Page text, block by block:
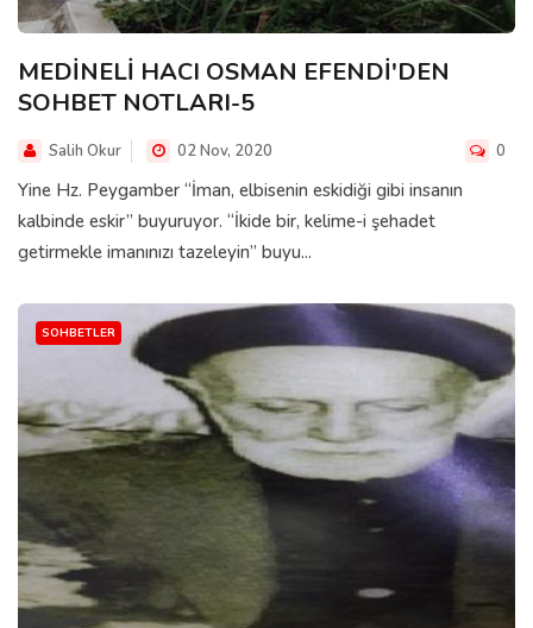
MEDİNELİ HACI OSMAN EFENDİ'DEN
SOHBET NOTLARI-5
Salih Okur 02 Nov, 2020 0
Yine Hz. Peygamber “İman, elbisenin eskidiği gibi insanın
kalbinde eskir” buyuruyor. “İkide bir, kelime-i şehadet
getirmekle imanınızı tazeleyin” buyu...
SOHBETLER